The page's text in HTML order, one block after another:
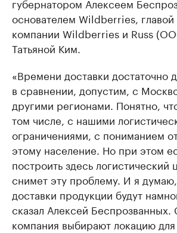
губернатором Алексеем
основателем Wildberries,
компании Wildberries и Russ
Татьяной Ким.
«Времени доставки достаточно
в сравнении, допустим, с
другими регионами. Понятно,
том числе, с нашими
ограничениями, с пониманием
этому население. Но при этом
построить здесь логистический
снимет эту проблему. И я
доставки продукции будут
сказал Алексей Беспрозванных.
компания выбирают локацию